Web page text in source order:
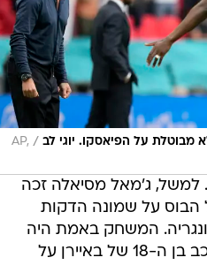
על הפיאסקו. יוגי לב /
AP,
למשל, ג'מאל מסיאלה זכה
הבוס על שמונה הדקות
המשחק באמת היה
קצת יותר מסודר עם הכוכב בן ה-18 של באיירן על